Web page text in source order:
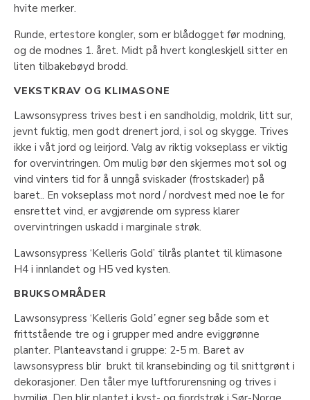
hvite merker.
Runde, ertestore kongler, som er blådogget før modning,
og de modnes 1. året. Midt på hvert kongleskjell sitter en
liten tilbakebøyd brodd.
VEKSTKRAV OG KLIMASONE
Lawsonsypress trives best i en sandholdig, moldrik, litt sur,
jevnt fuktig, men godt drenert jord, i sol og skygge. Trives
ikke i våt jord og leirjord. Valg av riktig vokseplass er viktig
for overvintringen. Om mulig bør den skjermes mot sol og
vind vinters tid for å unngå sviskader (frostskader) på
baret.. En vokseplass mot nord / nordvest med noe le for
ensrettet vind, er avgjørende om sypress klarer
overvintringen uskadd i marginale strøk.
Lawsonsypress ‘Kelleris Gold’ tilrås plantet til klimasone
H4 i innlandet og H5 ved kysten.
BRUKSOMRÅDER
Lawsonsypress ‘Kelleris Gold’egner seg både som et
frittstående tre og i grupper med andre eviggrønne
planter. Planteavstand i gruppe: 2-5 m. Baret av
lawsonsypress blir brukt til kransebinding og til snittgrønt i
dekorasjoner. Den tåler mye luftforurensning og trives i